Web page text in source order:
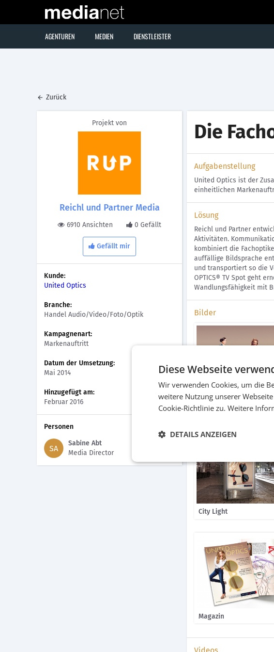
AGENTUREN MEDIEN DIENSTLEISTER
Zurück
Projekt von
Reichl und Partner Media
6910 Ansichten 0 Gefällt
Gefällt mir
Kunde:
United Optics
Branche:
Handel Audio/Video/Foto/Optik
Kampagnenart:
Markenauftritt
Datum der Umsetzung:
Mai 2014
Hinzugefügt am:
Februar 2016
Personen
SA
Sabine Abt
Media Director
Die
Aufgabenstellung
United Optics ist der
einheitlichen
Lösung
Reichl und Partner
Aktivitäten.
kombiniert die
auffällige Bildsprache
und transportiert so die
OPTICS® TV Spot geht
Wandlungsfähigkeit mit
Bilder
Hauptsujet
City Light
Magazin
Diese Webseite
Wir verwenden Cookies, um die
weitere Nutzung unserer
Cookie-Richtlinie zu. Weitere
DETAILS ANZEIGEN